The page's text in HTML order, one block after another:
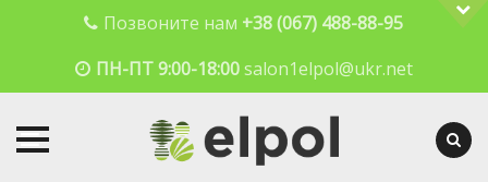
Позвоните нам +38 (067) 488-88-95
ПН-ПТ 9:00-18:00 salon1elpol@ukr.net